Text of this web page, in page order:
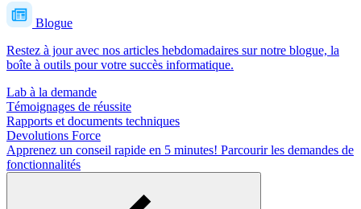
Blogue
Restez à jour avec nos articles hebdomadaires sur notre blogue, la
boîte à outils pour votre succès informatique.
Lab à la demande
Témoignages de réussite
Rapports et documents techniques
Devolutions Force
Apprenez un conseil rapide en 5 minutes! Parcourir les demandes de
fonctionnalités